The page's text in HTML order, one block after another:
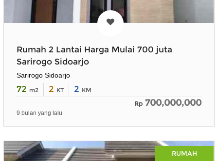
Rumah 2 Lantai Harga Mulai 700 juta
Sarirogo Sidoarjo
Sarirogo Sidoarjo
72 m2 2 KT 2 KM
Rp 700,000,000
9 bulan yang lalu
RUMAH